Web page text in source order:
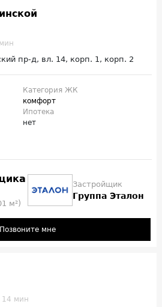
пр-д, вл. 14, корп. 1, корп. 2
Категория ЖК
комфорт
Ипотека
нет
м²)
Застройщик
Группа Эталон
Позвоните мне
14 мин